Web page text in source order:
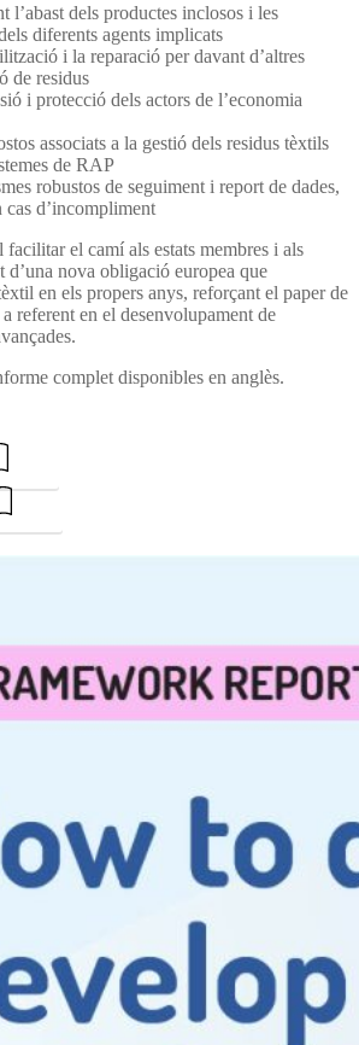
l’abast dels productes inclosos i les
diferents agents implicats
i la reparació per davant d’altres
de residus
i protecció dels actors de l’economia
associats a la gestió dels residus tèxtils
de RAP
robustos de seguiment i report de dades,
cas d’incompliment
el camí als estats membres i als
d’una nova obligació europea que
en els propers anys, reforçant el paper de
referent en el desenvolupament de
complet disponibles en anglès.